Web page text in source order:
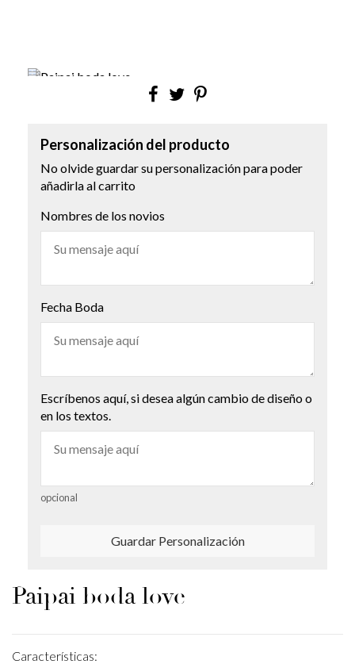
Personalización del producto
No olvide guardar su personalización para poder
añadirla al carrito
Nombres de los novios
Fecha Boda
Escríbenos aquí, si desea algún cambio de diseño o
en los textos.
opcional
Guardar Personalización
Paipai boda love
Características: